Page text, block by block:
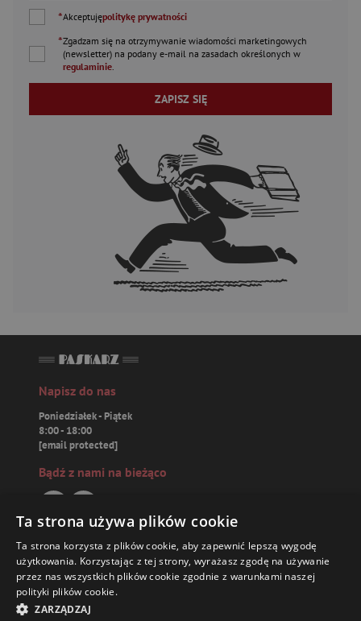
24,71 ZŁ
*Akceptujępolitykę prywatności
*Zgadzam się na otrzymywanie wiadomości marketingowych
(newsletter) na podany e-mail na zasadach określonych w
regulaminie.
ZAPISZ SIĘ
Napisz do nas
Poniedziałek - Piątek
8:00 - 18:00
[email protected]
Bądź z nami na bieżąco
Paskarz.pl
Zamówienia
Ta strona używa plików cookie
Ta strona korzysta z plików cookie, aby zapewnić lepszą wygodę
użytkowania. Korzystając z tej strony, wyrażasz zgodę na używanie
przez nas wszystkich plików cookie zgodnie z warunkami naszej
polityki plików cookie.
ZARZĄDZAJ